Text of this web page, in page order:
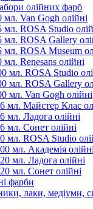
олійних фарб
мл. Van Gogh олійні
мл. ROSA Studio
мл. ROSA Gallery
мл. ROSA Museum
мл. Renesans олійні
мл. ROSA Studio
мл. ROSA Gallery
мл. Van Gogh олійні
мл. Майстер Клас
мл. Ладога олійні
мл. Сонет олійні
мл. ROSA Studio
мл. Академія олійні
мл. Ладога олійні
мл. Сонет олійні
фарби
лаки, медіуми,